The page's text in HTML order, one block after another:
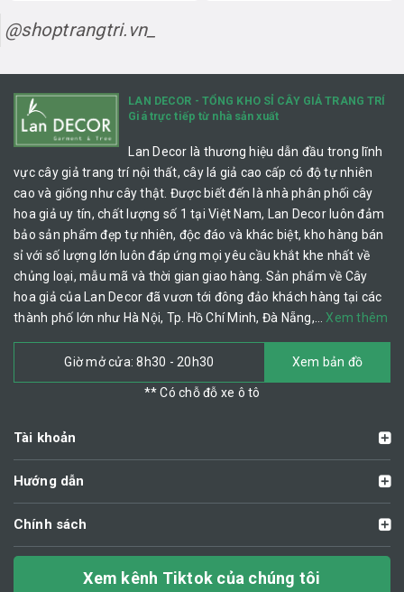
@shoptrangtri.vn_
LAN DECOR - TỔNG KHO SỈ CÂY GIẢ TRANG TRÍ
Giá trực tiếp từ nhà sản xuất
Lan Decor là thương hiệu dẫn đầu trong lĩnh
vực cây giả trang trí nội thất, cây lá giả cao cấp có độ tự nhiên
cao và giống như cây thật. Được biết đến là nhà phân phối cây
hoa giả uy tín, chất lượng số 1 tại Việt Nam, Lan Decor luôn đảm
bảo sản phẩm đẹp tự nhiên, độc đáo và khác biệt, kho hàng bán
sỉ với số lượng lớn luôn đáp ứng mọi yêu cầu khắt khe nhất về
chủng loại, mẫu mã và thời gian giao hàng. Sản phẩm về Cây
hoa giả của Lan Decor đã vươn tới đông đảo khách hàng tại các
thành phố lớn như Hà Nội, Tp. Hồ Chí Minh, Đà Nẵng,…Xem thêm
Giờ mở cửa: 8h30 - 20h30 Xem bản đồ
** Có chỗ đỗ xe ô tô
Tài khoản
Hướng dẫn
Chính sách
Xem kênh Tiktok của chúng tôi